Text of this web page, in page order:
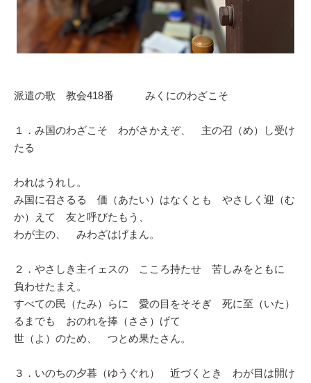
派遣の歌 教会418番 みくにのわざこそ
１．み国のわざこそ わがさかえぞ、 主の召（め）し受け
たる
われはうれし。
み国に召さるる 価（あたい）はなくとも やさしく迎（む
か）えて 友と呼びたもう、
わが主の、 みわざはげまん。
２．やさしき主イェスの こころ持たせ 苦しみをともに
負わせたまえ。
すべての民（たみ）らに 愛の目をそそぎ 死に至（いた）
るまでも おのれを捧（ささ）げて
世（よ）のため、 つとめ果たさん。
３．いのちの夕暮（ゆうぐれ） 近づくとき わが目は開け